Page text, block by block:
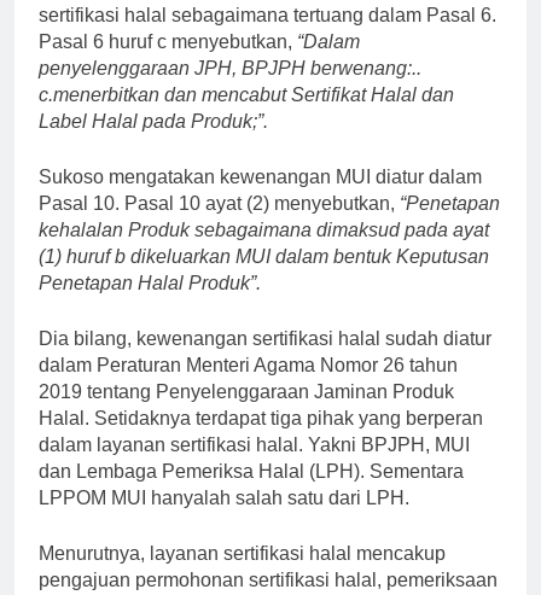
sertifikasi halal sebagaimana tertuang dalam Pasal 6.
Pasal 6 huruf c menyebutkan, “Dalam
penyelenggaraan JPH, BPJPH berwenang:..
c.menerbitkan dan mencabut Sertifikat Halal dan
Label Halal pada Produk;”.
Sukoso mengatakan kewenangan MUI diatur dalam
Pasal 10. Pasal 10 ayat (2) menyebutkan, “Penetapan
kehalalan Produk sebagaimana dimaksud pada ayat
(1) huruf b dikeluarkan MUI dalam bentuk Keputusan
Penetapan Halal Produk”.
Dia bilang, kewenangan sertifikasi halal sudah diatur
dalam Peraturan Menteri Agama Nomor 26 tahun
2019 tentang Penyelenggaraan Jaminan Produk
Halal. Setidaknya terdapat tiga pihak yang berperan
dalam layanan sertifikasi halal. Yakni BPJPH, MUI
dan Lembaga Pemeriksa Halal (LPH). Sementara
LPPOM MUI hanyalah salah satu dari LPH.
Menurutnya, layanan sertifikasi halal mencakup
pengajuan permohonan sertifikasi halal, pemeriksaan